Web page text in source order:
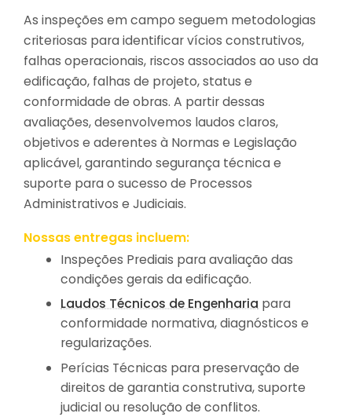
As inspeções em campo seguem metodologias
criteriosas para identificar vícios construtivos,
falhas operacionais, riscos associados ao uso da
edificação, falhas de projeto, status e
conformidade de obras. A partir dessas
avaliações, desenvolvemos laudos claros,
objetivos e aderentes à Normas e Legislação
aplicável, garantindo segurança técnica e
suporte para o sucesso de Processos
Administrativos e Judiciais.
Nossas entregas incluem:
Inspeções Prediais para avaliação das
condições gerais da edificação.
Laudos Técnicos de Engenharia para
conformidade normativa, diagnósticos e
regularizações.
Perícias Técnicas para preservação de
direitos de garantia construtiva, suporte
judicial ou resolução de conflitos.